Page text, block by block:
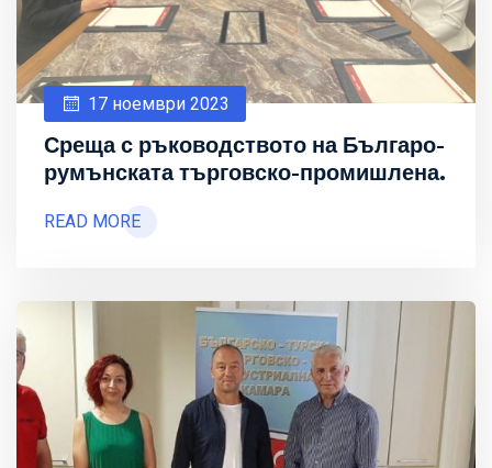
17 ноември 2023
Среща с ръководството на Българо-
румънската търговско-промишлена.
READ MORE